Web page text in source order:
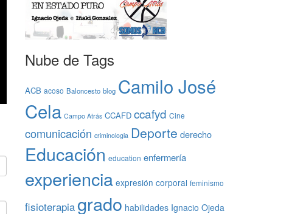
Nube de Tags
ACB acoso Baloncesto blog Camilo José
Cela Campo Atrás CCAFD ccafyd Cine
comunicación criminologia Deporte derecho
Educación education enfermería
experiencia expresión corporal feminismo
fisioterapiagrado habilidades Ignacio Ojeda